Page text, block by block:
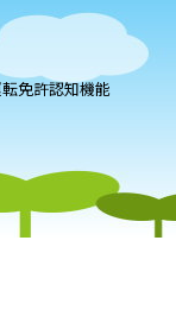
免許認知機能